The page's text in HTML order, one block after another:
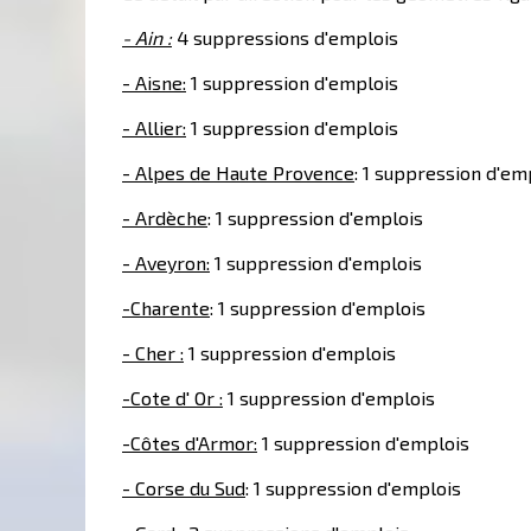
- Ain :4 suppressions d'emplois
- Aisne: 1 suppression d'emplois
- Allier: 1 suppression d'emplois
- Alpes de Haute Provence: 1 suppression
- Ardèche: 1 suppression d'emplois
- Aveyron: 1 suppression d'emplois
-Charente: 1 suppression d'emplois
- Cher : 1 suppression d'emplois
-Cote d' Or : 1 suppression d'emplois
-Côtes d'Armor: 1 suppression d'emplois
- Corse du Sud: 1 suppression d'emplois